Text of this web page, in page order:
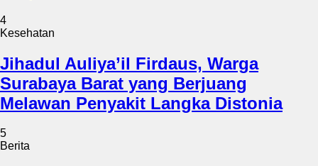
4
Kesehatan
Jihadul Auliya’il Firdaus, Warga
Surabaya Barat yang Berjuang
Melawan Penyakit Langka Distonia
5
Berita